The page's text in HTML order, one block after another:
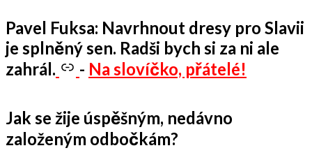
Pavel Fuksa: Navrhnout dresy pro Slavii
je splněný sen. Radši bych si za ni ale
zahrál.
- Na slovíčko, přátelé!
Jak se žije úspěšným, nedávno
založeným odbočkám?